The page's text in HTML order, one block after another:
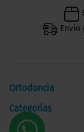
Ortodoncia
Categorías